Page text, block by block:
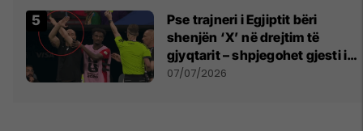
Pse trajneri i Egjiptit bëri
shenjën ‘X’ në drejtim të
gjyqtarit – shpjegohet gjesti i
pazakontë
07/07/2026